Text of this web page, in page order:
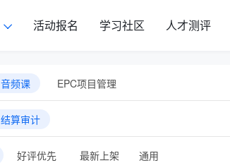
活动报名 学习社区 人才测评
音频课 EPC项目管理
结算审计
好评优先 最新上架 通用